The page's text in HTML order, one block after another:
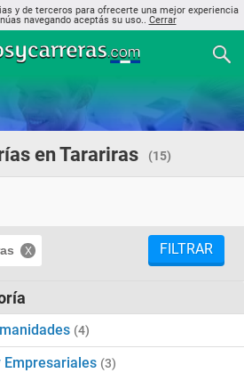
y de terceros para ofrecerte una mejor experiencia
navegando aceptás su uso.. Cerrar
en Tarariras (15)
FILTRAR
(4)
Empresariales (3)